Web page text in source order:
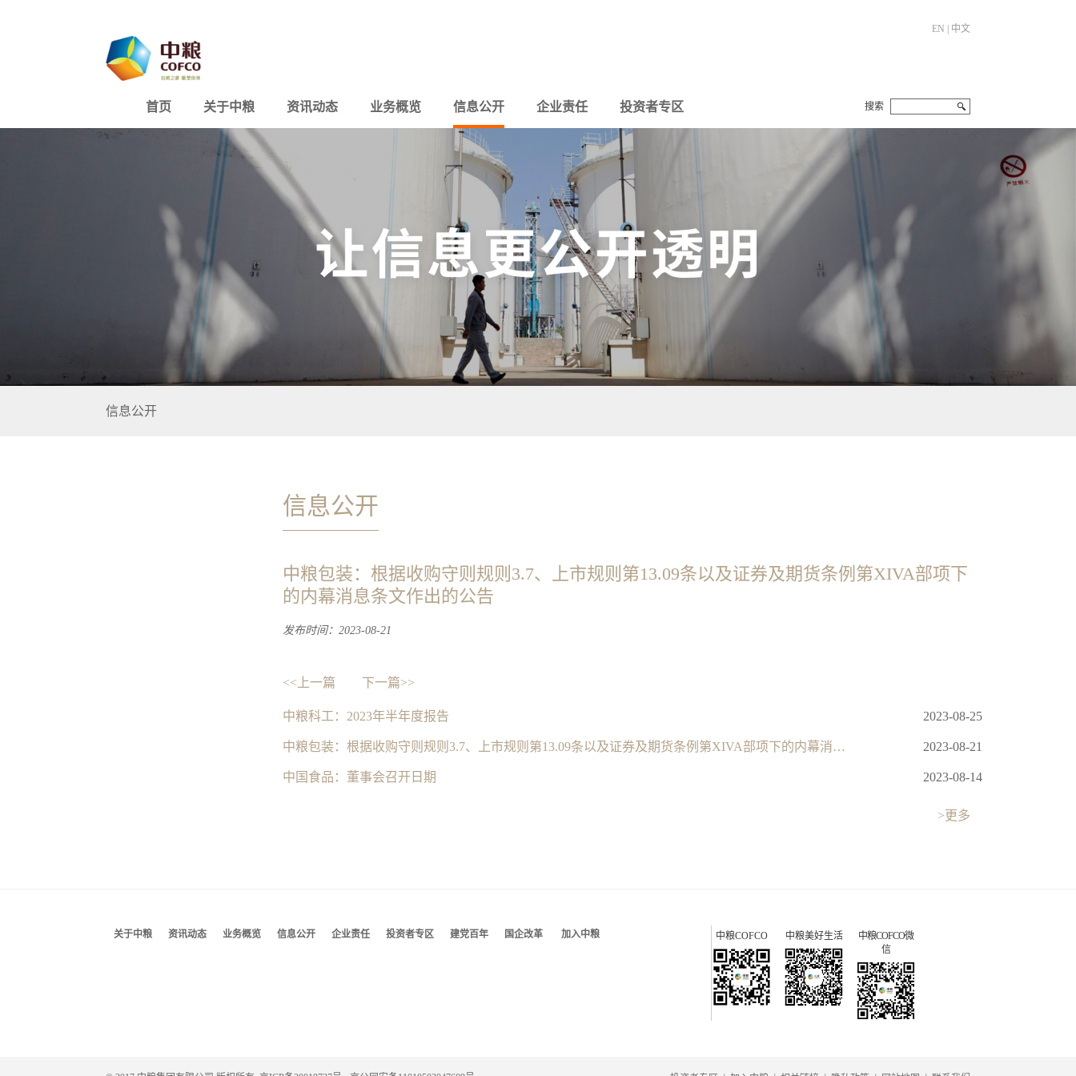
EN 中文
首页 关于中粮 资讯动态 业务概览 信息公开 企业责任 投资者专区 搜索
信息公开
信息公开
中粮包装：根据收购守则规则3.7、上市规则第13.09条以及证券及期货条例第XIVA部项下
的内幕消息条文作出的公告
发布时间：2023-08-21
<<上一篇 下一篇>>
中粮科工：2023年半年度报告 2023-08-25
中粮包装：根据收购守则规则3.7、上市规则第13.09条以及证券及期货条例第XIVA部项下的内幕消息条文作出的公告 2023-08-21
中国食品：董事会召开日期 2023-08-14
>更多
关于中粮 资讯动态 业务概览 信息公开 企业责任 投资者专区 建党百年 国企改革 加入中粮 中粮COFCO 中粮美好生活
中粮COFCO微
信